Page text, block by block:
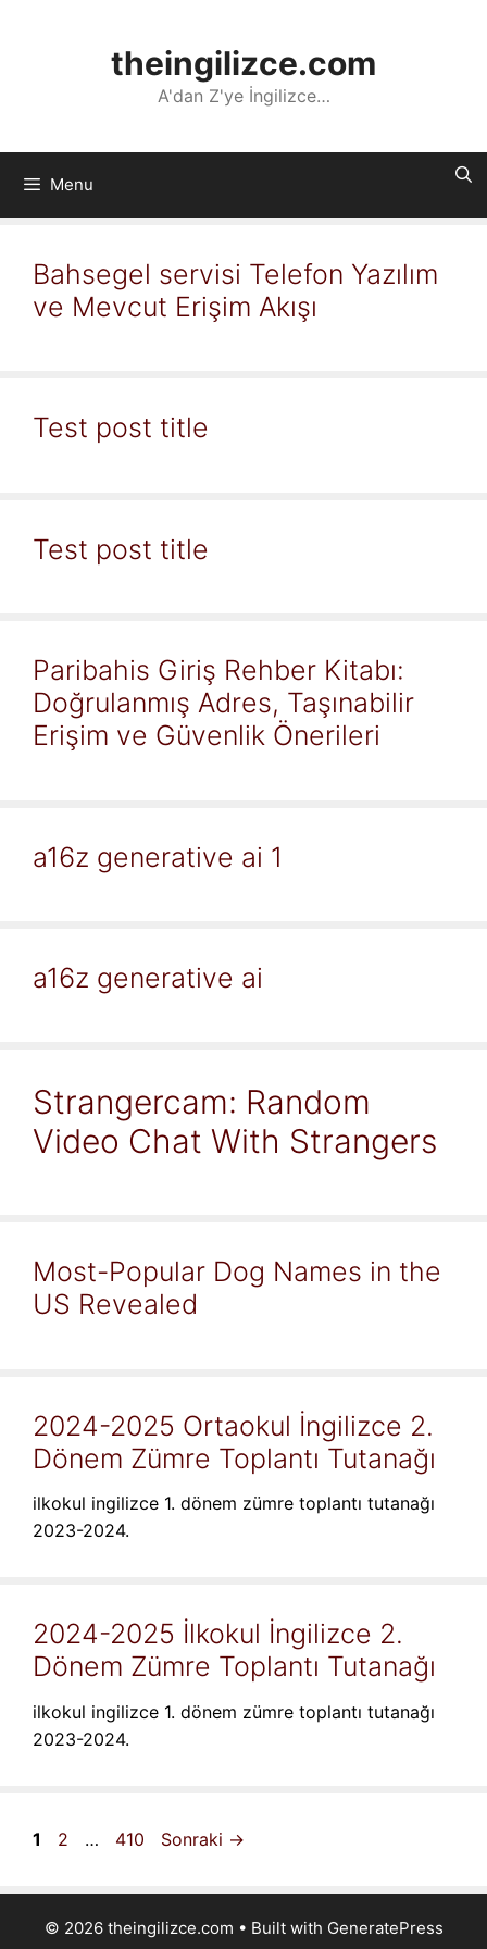
theingilizce.com
A'dan Z'ye İngilizce…
Menu
Bahsegel servisi Telefon Yazılım
ve Mevcut Erişim Akışı
Test post title
Test post title
Paribahis Giriş Rehber Kitabı:
Doğrulanmış Adres, Taşınabilir
Erişim ve Güvenlik Önerileri
a16z generative ai 1
a16z generative ai
Strangercam: Random
Video Chat With Strangers
Most-Popular Dog Names in the
US Revealed
2024-2025 Ortaokul İngilizce 2.
Dönem Zümre Toplantı Tutanağı
ilkokul ingilizce 1. dönem zümre toplantı tutanağı
2023-2024.
2024-2025 İlkokul İngilizce 2.
Dönem Zümre Toplantı Tutanağı
ilkokul ingilizce 1. dönem zümre toplantı tutanağı
2023-2024.
Sayfa
1 Sayfa
2 … Sayfa
410 Sonraki →
© 2026 theingilizce.com • Built with GeneratePress